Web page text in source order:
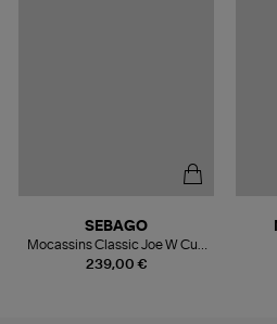
239,00 €
SEBAGO
Mocassins Classic Joe W Cuir
Black Regular